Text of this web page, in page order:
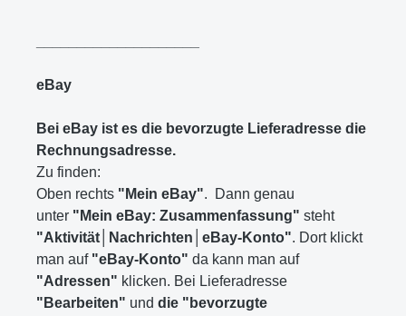
eBay
Bei eBay ist es die bevorzugte Lieferadresse die
Rechnungsadresse.
Zu finden:
Oben rechts "Mein eBay". Dann genau
unter "Mein eBay: Zusammenfassung" steht
"Aktivität│Nachrichten│eBay-Konto". Dort klickt
man auf "eBay-Konto" da kann man auf
"Adressen" klicken. Bei Lieferadresse
"Bearbeiten" und d ie "bevorzugte